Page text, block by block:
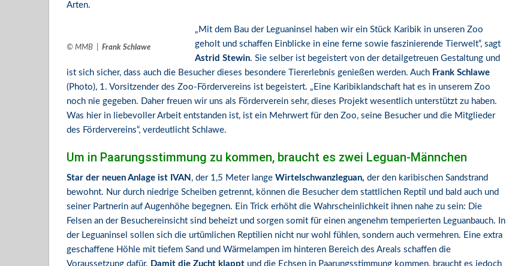
Arten.
© MMB | Frank Schlawe
„Mit dem Bau der Leguaninsel haben wir ein Stück Karibik in unseren Zoo
geholt und schaffen Einblicke in eine ferne sowie faszinierende Tierwelt“, sagt
Astrid Stewin. Sie selber ist begeistert von der detailgetreuen Gestaltung und
ist sich sicher, dass auch die Besucher dieses besondere Tiererlebnis genießen werden. Auch Frank Schlawe
(Photo), 1. Vorsitzender des Zoo-Fördervereins ist begeistert. „Eine Karibiklandschaft hat es in unserem Zoo
noch nie gegeben. Daher freuen wir uns als Förderverein sehr, dieses Projekt wesentlich unterstützt zu haben.
Was hier in liebevoller Arbeit entstanden ist, ist ein Mehrwert für den Zoo, seine Besucher und die Mitglieder
des Fördervereins“, verdeutlicht Schlawe.
Um in Paarungsstimmung zu kommen, braucht es zwei Leguan-Männchen
Star der neuen Anlage ist IVAN , der 1,5 Meter lange Wirtelschwanzleguan, der den karibischen Sandstrand
bewohnt. Nur durch niedrige Scheiben getrennt, können die Besucher dem stattlichen Reptil und bald auch und
seiner Partnerin auf Augenhöhe begegnen. Ein Trick erhöht die Wahrscheinlichkeit ihnen nahe zu sein: Die
Felsen an der Besuchereinsicht sind beheizt und sorgen somit für einen angenehm temperierten Leguanbauch. In
der Leguaninsel sollen sich die urtümlichen Reptilien nicht nur wohl fühlen, sondern auch vermehren. Eine extra
geschaffene Höhle mit tiefem Sand und Wärmelampen im hinteren Bereich des Areals schaffen die
Voraussetzung dafür. Damit die Zucht klappt und die Echsen in Paarungsstimmung kommen, braucht es jedoch